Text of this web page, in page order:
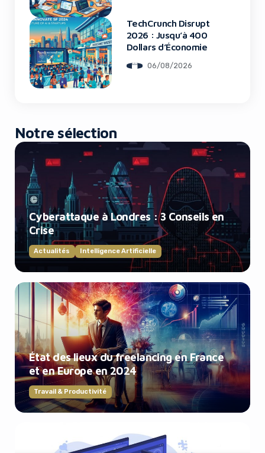
TechCrunch Disrupt
2026 : Jusqu’à 400
Dollars d’Économie
06/08/2026
Notre sélection
Cyberattaque à Londres : 3 Conseils en
Crise
Actualités Intelligence Artificielle
État des lieux du freelancing en France
et en Europe en 2024
Travail & Productivité